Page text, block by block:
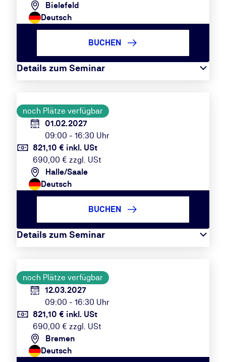
Bielefeld
Deutsch
Details zum Seminar
BUCHEN
noch Plätze verfügbar
01.02.2027
09:00 - 16:30 Uhr
821,10 € inkl. USt
690,00 € zzgl. USt
Halle/Saale
Deutsch
Details zum Seminar
BUCHEN
noch Plätze verfügbar
12.03.2027
09:00 - 16:30 Uhr
821,10 € inkl. USt
690,00 € zzgl. USt
Bremen
Deutsch